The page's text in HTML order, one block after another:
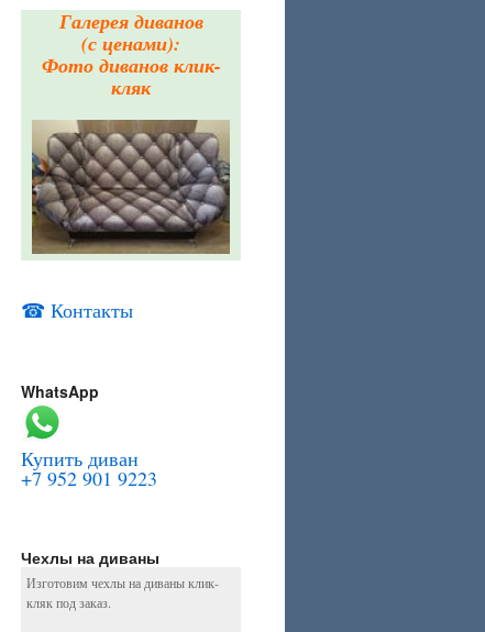
Галерея диванов
(с ценами):
Фото диванов клик-
кляк
☎ Контакты
WhatsApp
Купить диван
+7 952 901 9223
Чехлы на диваны
Изготовим чехлы на диваны клик-
кляк под заказ.